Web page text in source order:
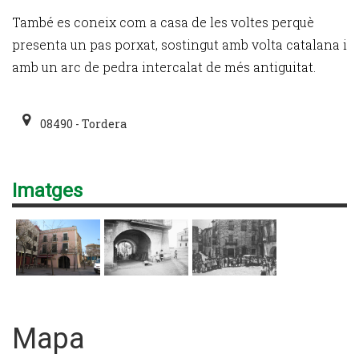
També es coneix com a casa de les voltes perquè
presenta un pas porxat, sostingut amb volta catalana i
amb un arc de pedra intercalat de més antiguitat.
08490 - Tordera
Imatges
Mapa